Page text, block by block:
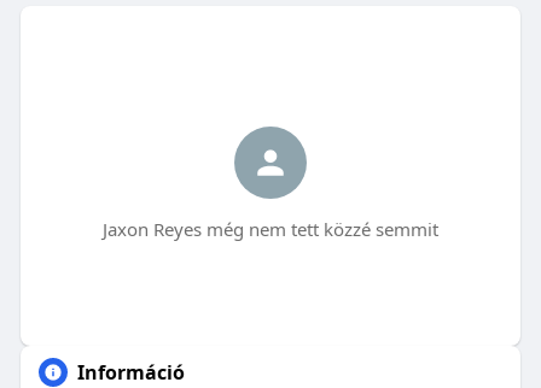
Jaxon Reyes még nem tett közzé semmit
Információ